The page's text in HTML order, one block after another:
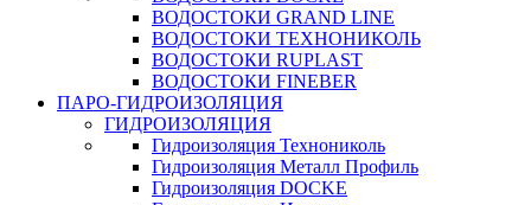
ВОДОСТОКИ GRAND LINE
ВОДОСТОКИ ТЕХНОНИКОЛЬ
ВОДОСТОКИ RUPLAST
ВОДОСТОКИ FINEBER
ПАРО-ГИДРОИЗОЛЯЦИЯ
ГИДРОИЗОЛЯЦИЯ
Гидроизоляция Технониколь
Гидроизоляция Металл Профиль
Гидроизоляция DOCKE